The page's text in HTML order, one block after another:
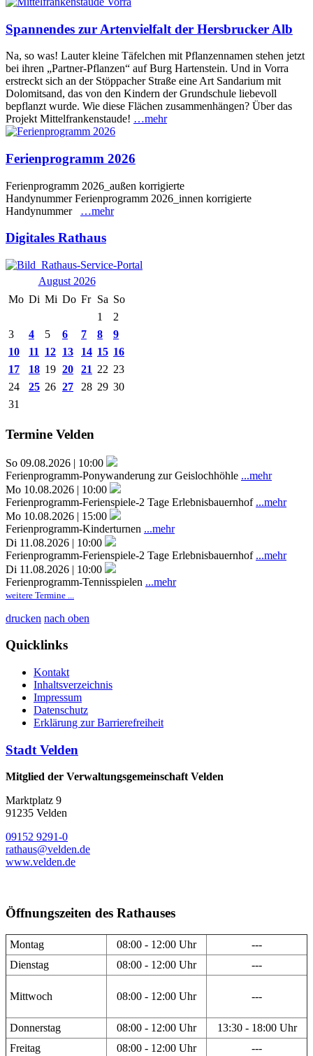
Spannendes zur Artenvielfalt der Hersbrucker Alb
Na, so was! Lauter kleine Täfelchen mit Pflanzennamen stehen jetzt
bei ihren „Partner-Pflanzen“ auf Burg Hartenstein. Und in Vorra
erstreckt sich an der Stöppacher Straße eine Art Sandarium mit
Dolomitsand, das von den Kindern der Grundschule liebevoll
bepflanzt wurde. Wie diese Flächen zusammenhängen? Über das
Projekt Mittelfrankenstaude! …mehr
Ferienprogramm 2026
Ferienprogramm 2026_außen korrigierte
Handynummer Ferienprogramm 2026_innen korrigierte
Handynummer …mehr
Digitales Rathaus
August 2026
Mo Di Mi Do Fr Sa So
1
2
3
4 5 6 7 8
9
10
11 12 13 14 15 16
17
18 19 20 21 22 23
24
25 26 27 28 29 30
31
Termine Velden
So 09.08.2026 | 10:00
Ferienprogramm-Ponywanderung zur Geislochhöhle ...mehr
Mo 10.08.2026 | 10:00
Ferienprogramm-Ferienspiele-2 Tage Erlebnisbauernhof ...mehr
Mo 10.08.2026 | 15:00
Ferienprogramm-Kinderturnen ...mehr
Di 11.08.2026 | 10:00
Ferienprogramm-Ferienspiele-2 Tage Erlebnisbauernhof ...mehr
Di 11.08.2026 | 10:00
Ferienprogramm-Tennisspielen ...mehr
weitere Termine ...
drucken nach oben
Quicklinks
Kontakt
Inhaltsverzeichnis
Impressum
Datenschutz
Erklärung zur Barrierefreiheit
Stadt Velden
Mitglied der Verwaltungsgemeinschaft Velden
Marktplatz 9
91235 Velden
09152 9291-0
rathaus@velden.de
www.velden.de
Öffnungszeiten des Rathauses
Montag 08:00 - 12:00 Uhr
---
Dienstag
08:00 - 12:00 Uhr ---
Mittwoch 08:00 - 12:00 Uhr ---
Donnerstag 08:00 - 12:00 Uhr
13:30 - 18:00 Uhr
Freitag
08:00 - 12:00 Uhr ---